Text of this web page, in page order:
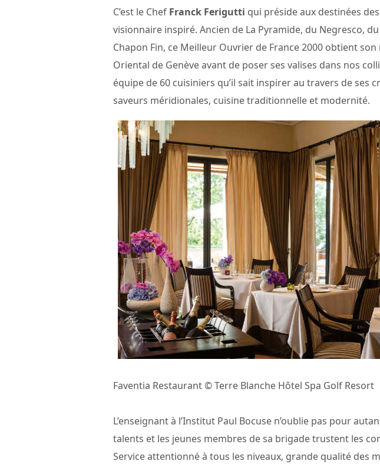
C’est le Chef Franck Ferigutti qui préside aux destinées
visionnaire inspiré. Ancien de La Pyramide, du Negresco,
Chapon Fin, ce Meilleur Ouvrier de France 2000 obtient
Oriental de Genève avant de poser ses valises dans nos
équipe de 60 cuisiniers qu’il sait inspirer au travers de ses
saveurs méridionales, cuisine traditionnelle et modernité.
Faventia Restaurant © Terre Blanche Hôtel Spa Golf Resort
L’enseignant à l’Institut Paul Bocuse n’oublie pas pour
talents et les jeunes membres de sa brigade trustent les
Service attentionné à tous les niveaux, grande qualité des